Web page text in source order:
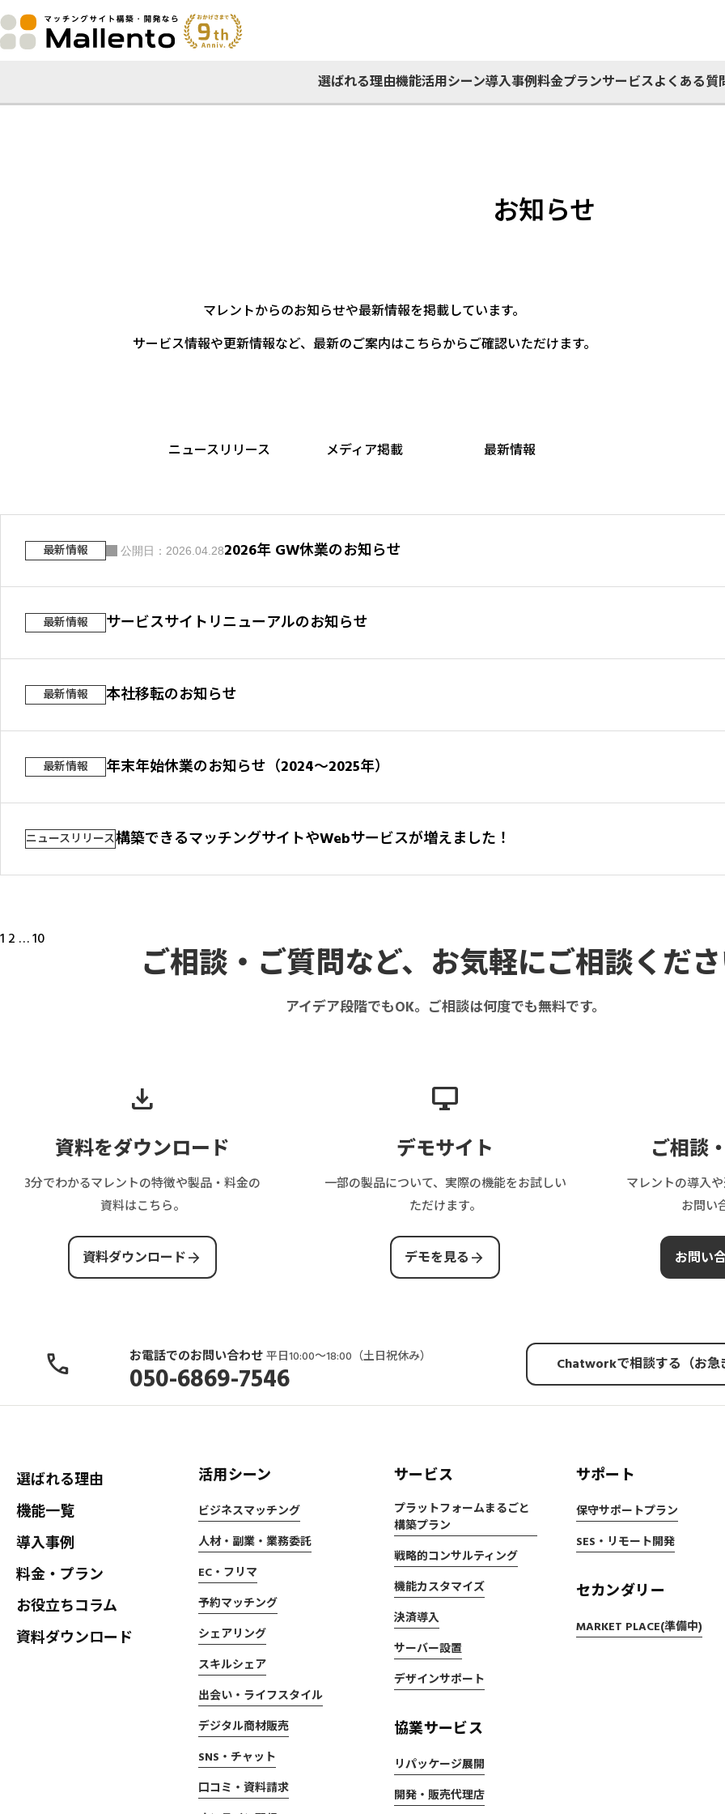
選ばれる理由機能活用シーン導入事例料金プランサービスよくある質
お知らせ
マレントからのお知らせや最新情報を掲載しています。
サービス情報や更新情報など、最新のご案内はこちらからご確認いただけます。
ニュースリリース メディア掲載 最新情報
最新情報 公開日：2026.04.282026年 GW休業のお知らせ
最新情報 サービスサイトリニューアルのお知らせ
最新情報 本社移転のお知らせ
最新情報 年末年始休業のお知らせ（2024〜2025年）
ニュースリリース構築できるマッチングサイトやWebサービスが増えました！
投
1 2 …10
ご相談・ご質問など、お気軽にご相談くだ
アイデア段階でもOK。ご相談は何度でも無料です。
download
資料をダウンロード
3分でわかるマレントの特徴や製品・料金の
資料はこちら。
資料ダウンロードarrow_forward
desktop_windows
デモサイト
一部の製品について、実際の機能をお試しい
ただけます。
デモを見る arrow_forward
ご相談
マレントの導入
お問い
お問い
call お電話でのお問い合わせ 平日10:00〜18:00（土日祝休み）
050-6869-7546 Chatworkで相談する（お急
選ばれる理由
機能一覧
導入事例
料金・プラン
お役立ちコラム
資料ダウンロード
活用シーン
ビジネスマッチング
人材・副業・業務委託
EC・フリマ
予約マッチング
シェアリング
スキルシェア
出会い・ライフスタイル
デジタル商材販売
SNS・チャット
口コミ・資料請求
サービス
プラットフォームまるごと
構築プラン
戦略的コンサルティング
機能カスタマイズ
決済導入
サーバー設置
デザインサポート
協業サービス
リパッケージ展開
開発・販売代理店
サポート
保守サポートプラン
SES・リモート開発
セカンダリー
MARKET PLACE(準備中)